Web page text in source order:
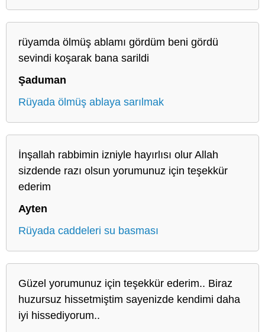
rüyamda ölmüş ablamı gördüm beni gördü
sevindi koşarak bana sarildi
Şaduman
Rüyada ölmüş ablaya sarılmak
İnşallah rabbimin izniyle hayırlısı olur Allah
sizdende razı olsun yorumunuz için teşekkür
ederim
Ayten
Rüyada caddeleri su basması
Güzel yorumunuz için teşekkür ederim.. Biraz
huzursuz hissetmiştim sayenizde kendimi daha
iyi hissediyorum..